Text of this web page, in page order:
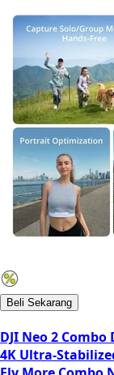
Beli Sekarang
DJI Neo 2
4K Ultra-